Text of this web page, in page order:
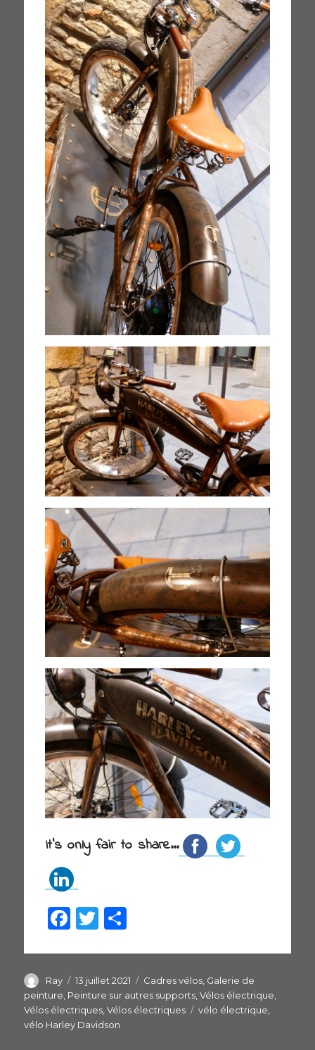
It's only fair to share...
F
c
e
b
o
T
itt
er
ta
g
er
Auteur
Ray
Publié
le
13 juillet 2021 Catégories
Cadres vélos Galerie de
peinture, Peinture sur autres supports,Vélos électrique,
Vélos électriques,Vélos électriques Étiquettes
vélo électrique,
vélo Harley Davidson